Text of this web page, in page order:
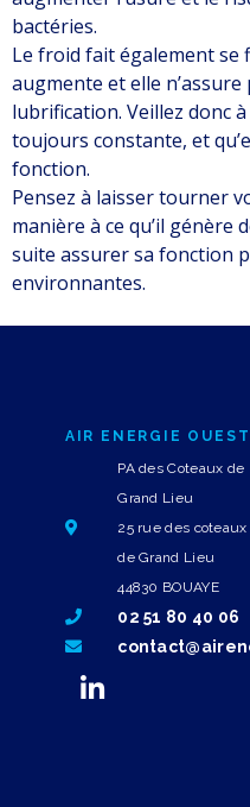
bactéries.
Le froid fait également se
augmente et elle
lubrification. Veillez donc
toujours constante, et
fonction.
Pensez à laisser tourner
manière à ce qu’il génère
suite assurer sa fonction
environnantes.
AIR ENERGIE OUEST
PA des Coteaux de
Grand Lieu
25 rue des coteaux
de Grand Lieu
44830 BOUAYE
02 51 80 40 06